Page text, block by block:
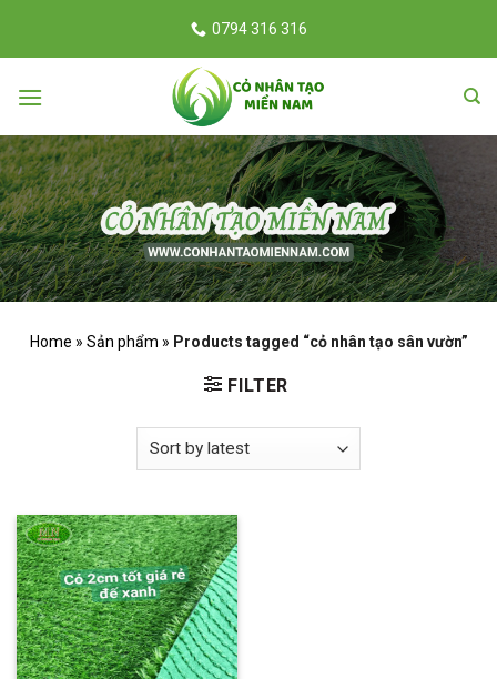
0794 316 316
Home Sản phẩm Products tagged “cỏ nhân tạo sân vườn”
FILTER